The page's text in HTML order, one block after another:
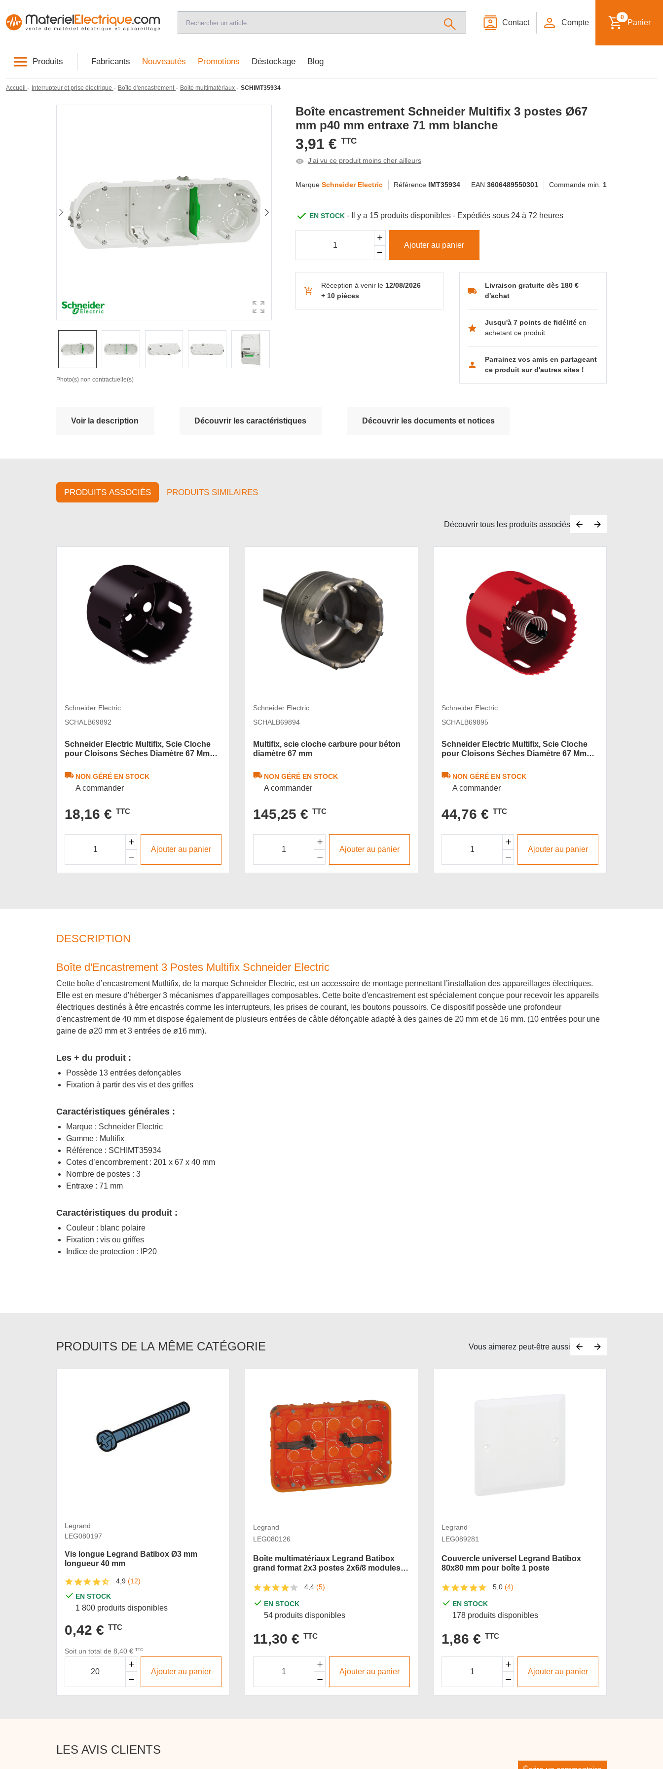
Contact Compte
0
Panier
Produits Fabricants Nouveautés Promotions Déstockage Blog
Accueil - Interrupteur et prise électrique - Boîte d'encastrement - Boite multimatériaux - SCHIMT35934
Photo(s) non contractuelle(s)
Boîte encastrement Schneider Multifix 3 postes Ø67
mm p40 mm entraxe 71 mm blanche
3,91 € TTC
J'ai vu ce produit moins cher ailleurs
Marque Schneider Electric Référence IMT35934 EAN 3606489550301 Commande min. 1
EN STOCK- Il y a 15 produits disponibles - Expédiés sous 24 à 72 heures
Ajouter au panier
Réception à venir le12/08/2026
+ 10 pièces
Livraison gratuite dès 180 €
d'achat
Jusqu'à 7 points de fidélité en
achetant ce produit
Parrainez vos amis en partageant
ce produit sur d'autres sites !
Voir la description Découvrir les caractéristiques Découvrir les documents et notices
PRODUITS ASSOCIÉS PRODUITS SIMILAIRES
Découvrir tous les produits associés
Schneider Electric
SCHALB69892
Schneider Electric Multifix, Scie Cloche
pour Cloisons Sèches Diamètre 67 Mm
NON GÉRÉ EN STOCK
A commander
18,16 € TTC
Ajouter au panier
Schneider Electric
SCHALB69894
Multifix, scie cloche carbure pour béton
diamètre 67 mm
NON GÉRÉ EN STOCK
A commander
145,25 € TTC
Ajouter au panier
Schneider Electric
SCHALB69895
Schneider Electric Multifix, Scie Cloche
pour Cloisons Sèches Diamètre 67 Mm
NON GÉRÉ EN STOCK
A commander
44,76 € TTC
Ajouter au panier
DESCRIPTION
Boîte d'Encastrement 3 Postes Multifix Schneider Electric
Cette boîte d’encastrement Mutltifix, de la marque Schneider Electric, est un accessoire de montage permettant l’installation des appareillages électriques.
Elle est en mesure d'héberger 3 mécanismes d'appareillages composables. Cette boite d'encastrement est spécialement conçue pour recevoir les appareils
électriques destinés à être encastrés comme les interrupteurs, les prises de courant, les boutons poussoirs. Ce dispositif possède une profondeur
d'encastrement de 40 mm et dispose également de plusieurs entrées de câble défonçable adapté à des gaines de 20 mm et de 16 mm. (10 entrées pour une
gaine de ø20 mm et 3 entrées de ø16 mm).
Les + du produit :
Possède 13 entrées defonçables
Fixation à partir des vis et des griffes
Caractéristiques générales :
Marque : Schneider Electric
Gamme : Multifix
Référence : SCHIMT35934
Cotes d’encombrement : 201 x 67 x 40 mm
Nombre de postes : 3
Entraxe : 71 mm
Caractéristiques du produit :
Couleur : blanc polaire
Fixation : vis ou griffes
Indice de protection : IP20
PRODUITS DE LA MÊME CATÉGORIE Vous aimerez peut-être aussi
Legrand
LEG080197
Vis longue Legrand Batibox Ø3 mm
longueur 40 mm
4,9 (12)
EN STOCK
1 800 produits disponibles
0,42 € TTC
Soit un total de 8,40 € TTC
Ajouter au panier
Legrand
LEG080126
Boîte multimatériaux Legrand Batibox
grand format 2x3 postes 2x6/8 modules
4,4 (5)
EN STOCK
54 produits disponibles
11,30 € TTC
Ajouter au panier
Legrand
LEG089281
Couvercle universel Legrand Batibox
80x80 mm pour boîte 1 poste
5,0 (4)
EN STOCK
178 produits disponibles
1,86 € TTC
Ajouter au panier
LES AVIS CLIENTS